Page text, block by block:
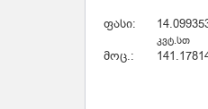
ფასი:
კვტ.სთ
მოც.: